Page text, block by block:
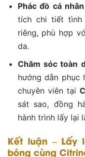
Phác đồ cá
tích chi tiết tình
riêng, phù hợp
da.
Chăm sóc toàn
hướng dẫn phục
chuyên viên tại
sát sao, đồng
hành trình lấy lại
Kết luận – Lấy
bóng cùng